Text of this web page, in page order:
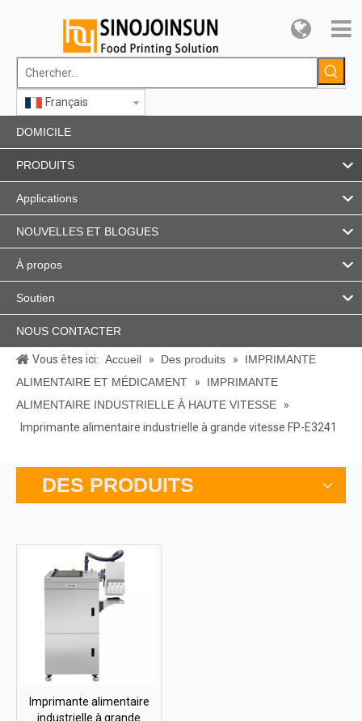
Français
DOMICILE
PRODUITS
Applications
NOUVELLES ET BLOGUES
À propos
Soutien
NOUS CONTACTER
Vous êtes ici: Accueil » Des produits »
IMPRIMANTE
ALIMENTAIRE ET MÉDICAMENT
»
IMPRIMANTE
ALIMENTAIRE INDUSTRIELLE À HAUTE VITESSE
»
Imprimante alimentaire industrielle à grande vitesse FP-E3241
DES PRODUITS
Imprimante alimentaire
industrielle à grande